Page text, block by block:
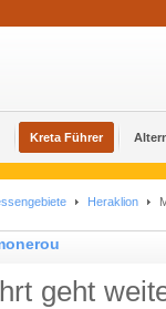
Kreta Führer
Heraklion
geht